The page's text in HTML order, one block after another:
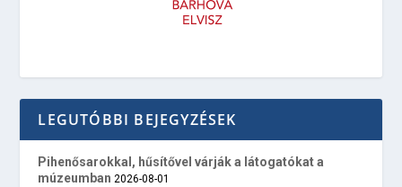
LEGUTÓBBI BEJEGYZÉSEK
Pihenősarokkal, hűsítővel várják a látogatókat a
múzeumban 2026-08-01